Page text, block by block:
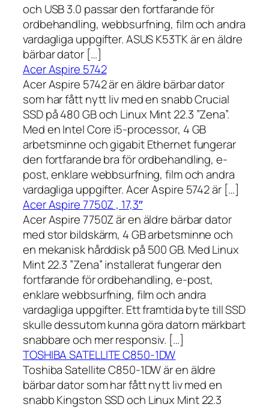
och USB 3.0 passar den fortfarande för
ordbehandling, webbsurfning, film och andra
vardagliga uppgifter. ASUS K53TK är en äldre
bärbar dator […]
Acer Aspire 5742
Acer Aspire 5742 är en äldre bärbar dator
som har fått nytt liv med en snabb Crucial
SSD på 480 GB och Linux Mint 22.3 ”Zena”.
Med en Intel Core i5-processor, 4 GB
arbetsminne och gigabit Ethernet fungerar
den fortfarande bra för ordbehandling, e-
post, enklare webbsurfning, film och andra
vardagliga uppgifter. Acer Aspire 5742 är […]
Acer Aspire 7750Z , 17,3″
Acer Aspire 7750Z är en äldre bärbar dator
med stor bildskärm, 4 GB arbetsminne och
en mekanisk hårddisk på 500 GB. Med Linux
Mint 22.3 ”Zena” installerat fungerar den
fortfarande för ordbehandling, e-post,
enklare webbsurfning, film och andra
vardagliga uppgifter. Ett framtida byte till SSD
skulle dessutom kunna göra datorn märkbart
snabbare och mer responsiv. […]
TOSHIBA SATELLITE C850-1DW
Toshiba Satellite C850-1DW är en äldre
bärbar dator som har fått nytt liv med en
snabb Kingston SSD och Linux Mint 22.3